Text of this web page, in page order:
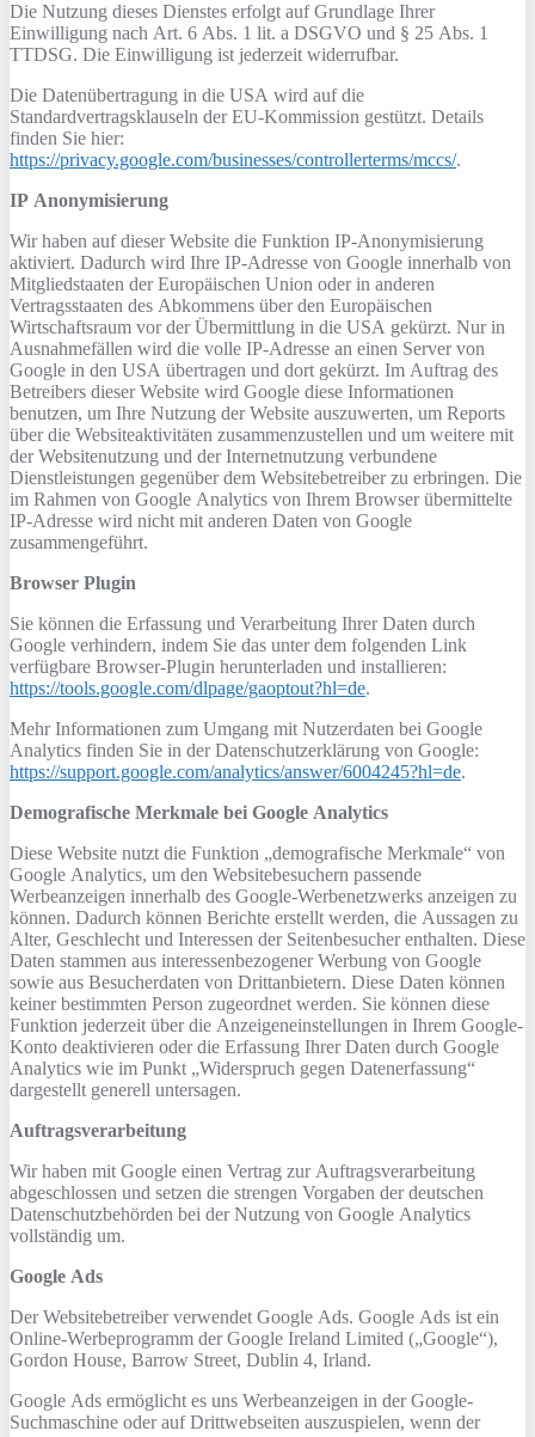
Die Nutzung dieses Dienstes erfolgt auf Grundlage Ihrer
Einwilligung nach Art. 6 Abs. 1 lit. a DSGVO und § 25 Abs. 1
TTDSG. Die Einwilligung ist jederzeit widerrufbar.
Die Datenübertragung in die USA wird auf die
Standardvertragsklauseln der EU-Kommission gestützt. Details
finden Sie hier:
https://privacy.google.com/businesses/controllerterms/mccs/.
IP Anonymisierung
Wir haben auf dieser Website die Funktion IP-Anonymisierung
aktiviert. Dadurch wird Ihre IP-Adresse von Google innerhalb von
Mitgliedstaaten der Europäischen Union oder in anderen
Vertragsstaaten des Abkommens über den Europäischen
Wirtschaftsraum vor der Übermittlung in die USA gekürzt. Nur in
Ausnahmefällen wird die volle IP-Adresse an einen Server von
Google in den USA übertragen und dort gekürzt. Im Auftrag des
Betreibers dieser Website wird Google diese Informationen
benutzen, um Ihre Nutzung der Website auszuwerten, um Reports
über die Websiteaktivitäten zusammenzustellen und um weitere mit
der Websitenutzung und der Internetnutzung verbundene
Dienstleistungen gegenüber dem Websitebetreiber zu erbringen. Die
im Rahmen von Google Analytics von Ihrem Browser übermittelte
IP-Adresse wird nicht mit anderen Daten von Google
zusammengeführt.
Browser Plugin
Sie können die Erfassung und Verarbeitung Ihrer Daten durch
Google verhindern, indem Sie das unter dem folgenden Link
verfügbare Browser-Plugin herunterladen und installieren:
https://tools.google.com/dlpage/gaoptout?hl=de.
Mehr Informationen zum Umgang mit Nutzerdaten bei Google
Analytics finden Sie in der Datenschutzerklärung von Google:
https://support.google.com/analytics/answer/6004245?hl=de.
Demografische Merkmale bei Google Analytics
Diese Website nutzt die Funktion „demografische Merkmale“ von
Google Analytics, um den Websitebesuchern passende
Werbeanzeigen innerhalb des Google-Werbenetzwerks anzeigen zu
können. Dadurch können Berichte erstellt werden, die Aussagen zu
Alter, Geschlecht und Interessen der Seitenbesucher enthalten. Diese
Daten stammen aus interessenbezogener Werbung von Google
sowie aus Besucherdaten von Drittanbietern. Diese Daten können
keiner bestimmten Person zugeordnet werden. Sie können diese
Funktion jederzeit über die Anzeigeneinstellungen in Ihrem Google-
Konto deaktivieren oder die Erfassung Ihrer Daten durch Google
Analytics wie im Punkt „Widerspruch gegen Datenerfassung“
dargestellt generell untersagen.
Auftragsverarbeitung
Wir haben mit Google einen Vertrag zur Auftragsverarbeitung
abgeschlossen und setzen die strengen Vorgaben der deutschen
Datenschutzbehörden bei der Nutzung von Google Analytics
vollständig um.
Google Ads
Der Websitebetreiber verwendet Google Ads. Google Ads ist ein
Online-Werbeprogramm der Google Ireland Limited („Google“),
Gordon House, Barrow Street, Dublin 4, Irland.
Google Ads ermöglicht es uns Werbeanzeigen in der Google-
Suchmaschine oder auf Drittwebseiten auszuspielen, wenn der